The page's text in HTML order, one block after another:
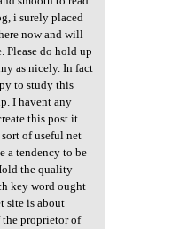
i surely placed
now and will
do hold up
as nicely. In fact
to study this
I havent any
this post it
of useful net
a tendency to be
the quality
key word ought
site is about
the proprietor of